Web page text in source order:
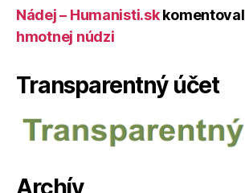
Nádej – Humanisti.skkomentoval
hmotnej núdzi
Transparentný účet
Archív